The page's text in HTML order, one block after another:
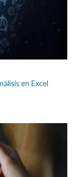
en Excel